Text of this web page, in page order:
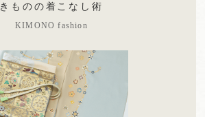
きものの着こなし術
KIMONO fashion